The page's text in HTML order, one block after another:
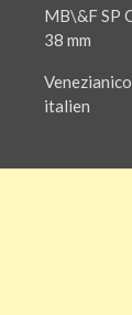
MB\&F SP
38 mm
italien